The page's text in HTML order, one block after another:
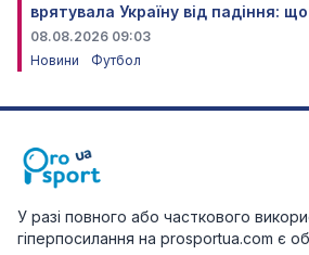
врятувала Україну від падіння:
08.08.2026 09:03
Новини
Футбол
У разі повного або часткового
гіперпосилання на prosportua.com є